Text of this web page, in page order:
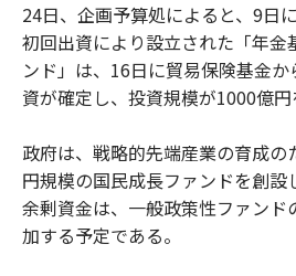
24日、企画予算処によると、9日
初回出資により設立された「年金
ンド」は、16日に貿易保険基金
資が確定し、投資規模が1000億円
政府は、戦略的先端産業の育成
円規模の国民成長ファンドを創設
余剰資金は、一般政策性ファンド
加する予定である。